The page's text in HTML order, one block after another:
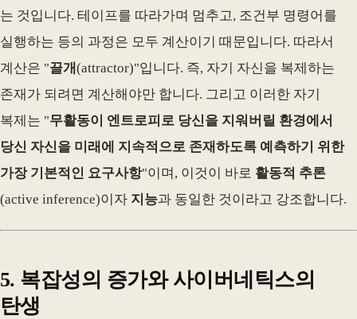
는 것입니다. 테이프를 따라가며 멈추고, 조건부 명령어를
실행하는 등의 과정은 모두 계산이기 때문입니다. 따라서
계산은 "끌개(attractor)"입니다. 즉, 자기 자신을 복제하는
존재가 되려면 계산해야만 합니다. 그리고 이러한 자기
복제는 "무활동이 엔트로피로 당신을 지워버릴 환경에서
당신 자신을 미래에 지속적으로 존재하도록 예측하기 위한
가장 기본적인 요구사항"이며, 이것이 바로 활동적 추론
(active inference)이자 지능과 동일한 것이라고 강조합니다.
5. 복잡성의 증가와 사이버네틱스의
탄생